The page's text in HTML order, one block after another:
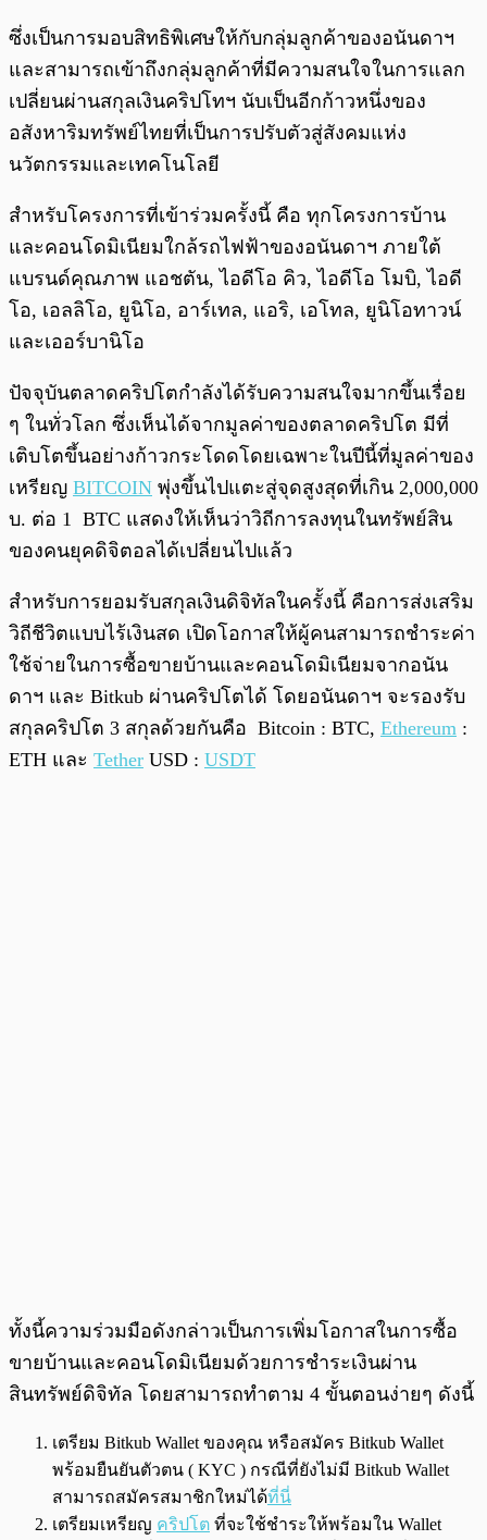
ซึ่งเป็นการมอบสิทธิพิเศษให้กับกลุ่มลูกค้าของอนันดาฯ
และสามารถเข้าถึงกลุ่มลูกค้าที่มีความสนใจในการแลก
เปลี่ยนผ่านสกุลเงินคริปโทฯ นับเป็นอีกก้าวหนึ่งของ
อสังหาริมทรัพย์ไทยที่เป็นการปรับตัวสู่สังคมแห่ง
นวัตกรรมและเทคโนโลยี
สำหรับโครงการที่เข้าร่วมครั้งนี้ คือ ทุกโครงการบ้าน
และคอนโดมิเนียมใกล้รถไฟฟ้าของอนันดาฯ ภายใต้
แบรนด์คุณภาพ แอชตัน, ไอดีโอ คิว, ไอดีโอ โมบิ, ไอดี
โอ, เอลลิโอ, ยูนิโอ, อาร์เทล, แอริ, เอโทล, ยูนิโอทาวน์
และเออร์บานิโอ
ปัจจุบันตลาดคริปโตกำลังได้รับความสนใจมากขึ้นเรื่อย
ๆ ในทั่วโลก ซึ่งเห็นได้จากมูลค่าของตลาดคริปโต มีที่
เติบโตขึ้นอย่างก้าวกระโดดโดยเฉพาะในปีนี้ที่มูลค่าของ
เหรียญ BITCOIN พุ่งขึ้นไปแตะสู่จุดสูงสุดที่เกิน 2,000,000
บ. ต่อ 1 BTC แสดงให้เห็นว่าวิถีการลงทุนในทรัพย์สิน
ของคนยุคดิจิตอลได้เปลี่ยนไปแล้ว
สำหรับการยอมรับสกุลเงินดิจิทัลในครั้งนี้ คือการส่งเสริม
วิถีชีวิตแบบไร้เงินสด เปิดโอกาสให้ผู้คนสามารถชำระค่า
ใช้จ่ายในการซื้อขายบ้านและคอนโดมิเนียมจากอนัน
ดาฯ และ Bitkub ผ่านคริปโตได้ โดยอนันดาฯ จะรองรับ
สกุลคริปโต 3 สกุลด้วยกันคือ Bitcoin : BTC, Ethereum :
ETH และ Tether USD : USDT
ทั้งนี้ความร่วมมือดังกล่าวเป็นการเพิ่มโอกาสในการซื้อ
ขายบ้านและคอนโดมิเนียมด้วยการชำระเงินผ่าน
สินทรัพย์ดิจิทัล โดยสามารถทำตาม 4 ขั้นตอนง่ายๆ ดังนี้
เตรียม Bitkub Wallet ของคุณ หรือสมัคร Bitkub Wallet
พร้อมยืนยันตัวตน ( KYC ) กรณีที่ยังไม่มี Bitkub Wallet
สามารถสมัครสมาชิกใหม่ได้ที่นี่
เตรียมเหรียญ คริปโต ที่จะใช้ชำระให้พร้อมใน Wallet